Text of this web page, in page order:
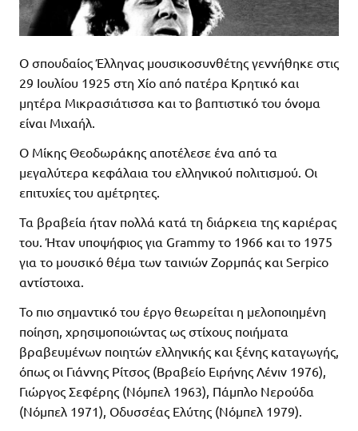
Ο σπουδαίος Έλληνας μουσικοσυνθέτης γεννήθηκε στις
29 Ιουλίου 1925 στη Χίο από πατέρα Κρητικό και
μητέρα Μικρασιάτισσα και το βαπτιστικό του όνομα
είναι Μιχαήλ.
Ο Μίκης Θεοδωράκης αποτέλεσε ένα από τα
μεγαλύτερα κεφάλαια του ελληνικού πολιτισμού. Οι
επιτυχίες του αμέτρητες.
Τα βραβεία ήταν πολλά κατά τη διάρκεια της καριέρας
του. Ήταν υποψήφιος για Grammy το 1966 και το 1975
για το μουσικό θέμα των ταινιών Ζορμπάς και Serpico
αντίστοιχα.
Το πιο σημαντικό του έργο θεωρείται η μελοποιημένη
ποίηση, χρησιμοποιώντας ως στίχους ποιήματα
βραβευμένων ποιητών ελληνικής και ξένης καταγωγής,
όπως οι Γιάννης Ρίτσος (Βραβείο Ειρήνης Λένιν 1976),
Γιώργος Σεφέρης (Νόμπελ 1963), Πάμπλο Νερούδα
(Νόμπελ 1971), Οδυσσέας Ελύτης (Νόμπελ 1979).